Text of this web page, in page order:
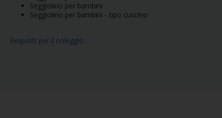
Seggiolino per bambini
Seggiolino per bambini - tipo cuscino
Requisiti per il noleggio